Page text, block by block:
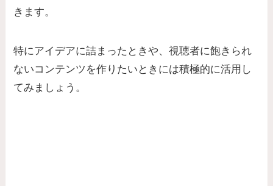
きます。
特にアイデアに詰まったときや、視聴者に飽きられ
ないコンテンツを作りたいときには積極的に活用し
てみましょう。